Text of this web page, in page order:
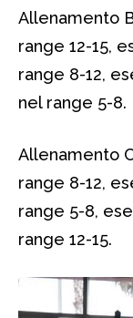
Allenamento
range 12-15,
range 8-12,
nel range 5-8.
Allenamento
range 8-12,
range 5-8,
range 12-15.